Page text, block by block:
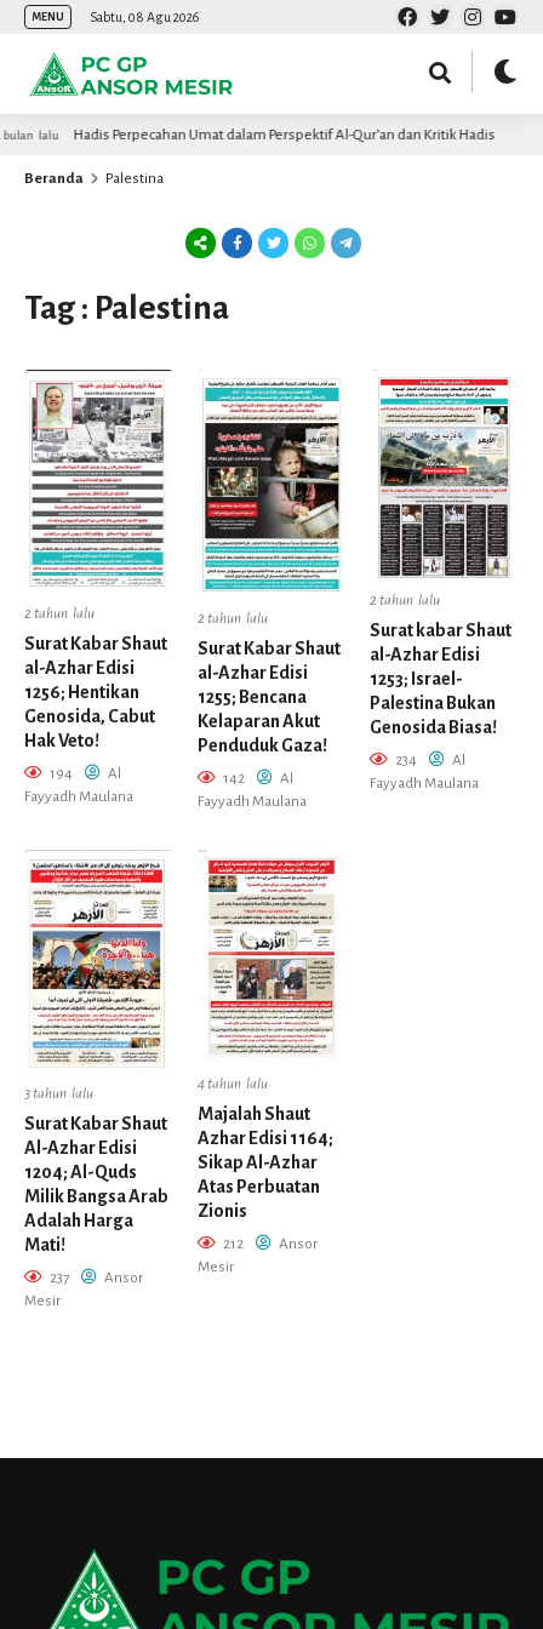
MENU Sabtu, 08 Agu 2026
lalu Hadis Perpecahan Umat dalam Perspektif Al-Qur’an dan Kritik Hadis
Beranda Palestina
Tag : Palestina
2 tahun lalu
Surat Kabar Shaut
al-Azhar Edisi
1256; Hentikan
Genosida, Cabut
Hak Veto!
194
Al
Fayyadh Maulana
2 tahun lalu
Surat Kabar Shaut
al-Azhar Edisi
1255; Bencana
Kelaparan Akut
Penduduk Gaza!
142
Al
Fayyadh Maulana
2 tahun lalu
Surat kabar Shaut
al-Azhar Edisi
1253; Israel-
Palestina Bukan
Genosida Biasa!
234
Al
Fayyadh Maulana
3 tahun lalu
Surat Kabar Shaut
Al-Azhar Edisi
1204; Al-Quds
Milik Bangsa Arab
Adalah Harga
Mati!
237
Ansor
Mesir
4 tahun lalu
Majalah Shaut
Azhar Edisi 1164;
Sikap Al-Azhar
Atas Perbuatan
Zionis
212
Ansor
Mesir